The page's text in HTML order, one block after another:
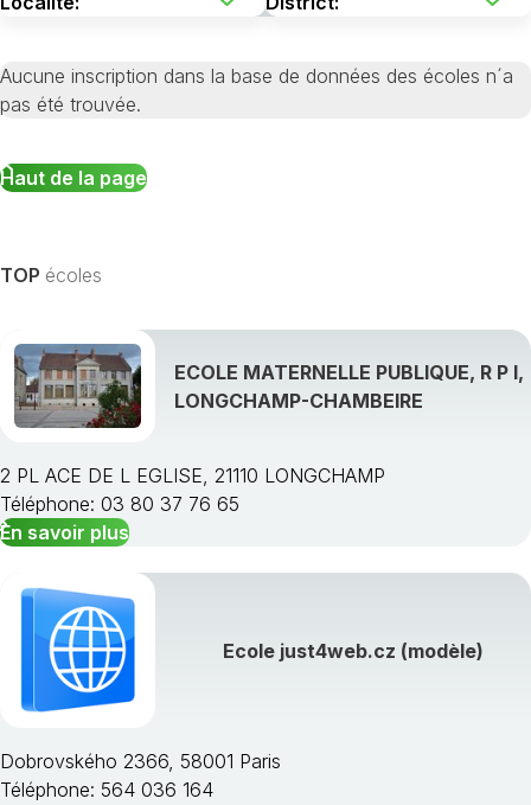
Aucune inscription dans la base de données des écoles n´a
pas été trouvée.
Haut de la page
TOP écoles
ECOLE MATERNELLE PUBLIQUE, R P I,
LONGCHAMP-CHAMBEIRE
2 PL ACE DE L EGLISE, 21110 LONGCHAMP
Téléphone: 03 80 37 76 65
En savoir plus
Ecole just4web.cz (modèle)
Dobrovského 2366, 58001 Paris
Téléphone: 564 036 164